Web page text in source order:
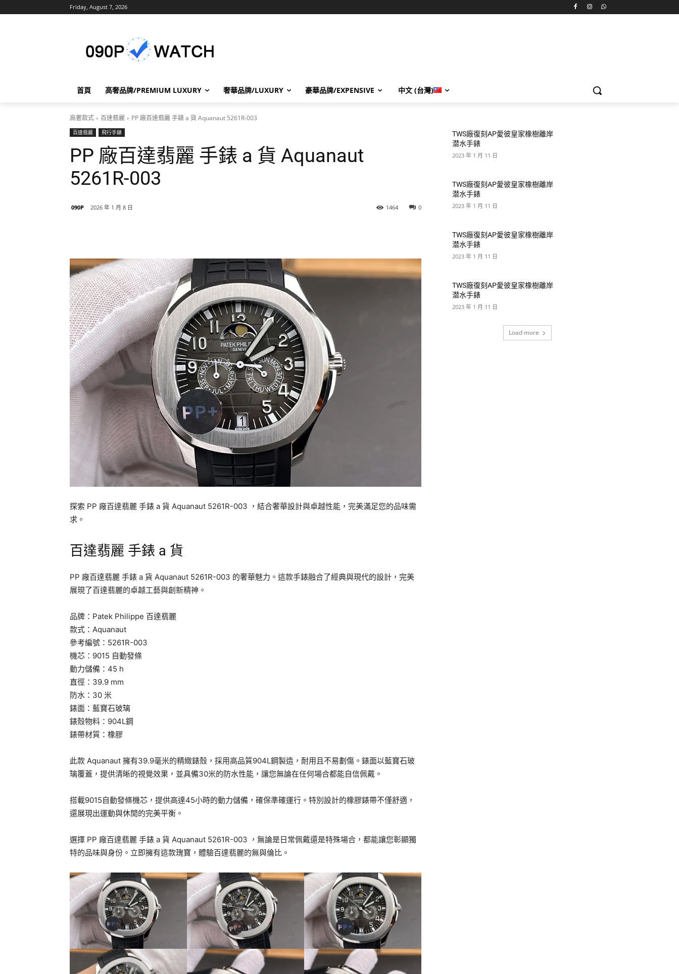
Friday, August 7, 2026
首頁 高奢品牌/PREMIUM LUXURY 奢華品牌/LUXURY 豪華品牌/EXPENSIVE 中文 (台灣)
高奢款式 百達翡麗 PP 廠百達翡麗 手錶 a 貨 Aquanaut 5261R-003
百達翡麗 飛行手錶
PP 廠百達翡麗 手錶 a 貨 Aquanaut
5261R-003
090P 2026 年 1 月 8 日 0
1464
探索 PP 廠百達翡麗 手錶 a 貨 Aquanaut 5261R-003 ，結合奢華設計與卓越性能，完美滿足您的品味需
求。
百達翡麗 手錶 a 貨
PP 廠百達翡麗 手錶 a 貨 Aquanaut 5261R-003 的奢華魅力。這款手錶融合了經典與現代的設計，完美
展現了百達翡麗的卓越工藝與創新精神。
品牌：Patek Philippe 百達翡麗
款式：Aquanaut
參考編號：5261R-003
機芯：9015 自動發條
動力儲備：45 h
直徑：39.9 mm
防水：30 米
錶面：藍寶石玻璃
錶殼物料：904L鋼
錶帶材質：橡膠
此款 Aquanaut 擁有39.9毫米的精緻錶殼，採用高品質904L鋼製造，耐用且不易劃傷。錶面以藍寶石玻
璃覆蓋，提供清晰的視覺效果，並具備30米的防水性能，讓您無論在任何場合都能自信佩戴。
搭載9015自動發條機芯，提供高達45小時的動力儲備，確保準確運行。特別設計的橡膠錶帶不僅舒適，
還展現出運動與休閒的完美平衡。
選擇 PP 廠百達翡麗 手錶 a 貨 Aquanaut 5261R-003 ，無論是日常佩戴還是特殊場合，都能讓您彰顯獨
特的品味與身份。立即擁有這款瑰寶，體驗百達翡麗的無與倫比。
TWS廠復刻AP愛彼皇家橡樹離岸
潜水手錶
2023 年 1 月 11 日
TWS廠復刻AP愛彼皇家橡樹離岸
潜水手錶
2023 年 1 月 11 日
TWS廠復刻AP愛彼皇家橡樹離岸
潜水手錶
2023 年 1 月 11 日
TWS廠復刻AP愛彼皇家橡樹離岸
潜水手錶
2023 年 1 月 11 日
Load more